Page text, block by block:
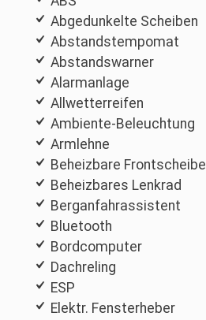
Abgedunkelte Scheiben
Abstandstempomat
Abstandswarner
Alarmanlage
Allwetterreifen
Ambiente-Beleuchtung
Armlehne
Beheizbare Frontscheibe
Beheizbares Lenkrad
Berganfahrassistent
Bluetooth
Bordcomputer
Dachreling
ESP
Elektr. Fensterheber